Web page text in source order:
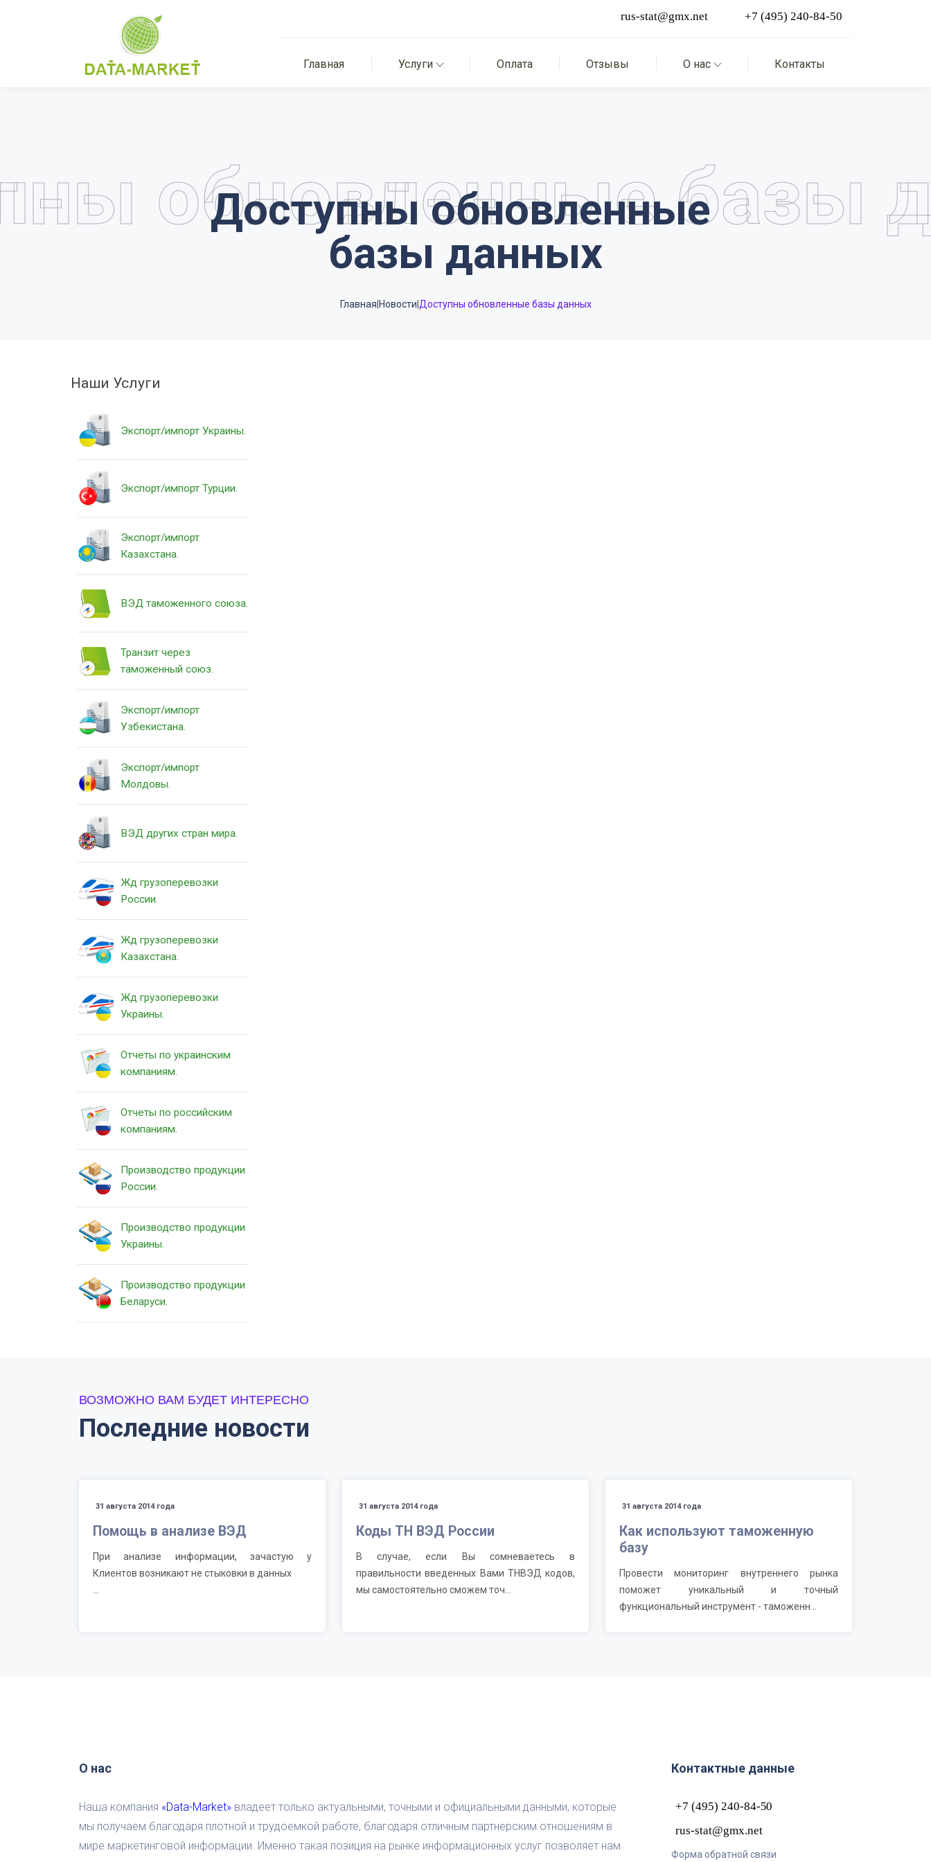
Главная Услуги Оплата Отзывы О нас Контакты
обновленные базы
Доступны обновленные
базы данных
Главная Новости Доступны обновленные базы данных
Наши Услуги
Экспорт/импорт Украины.
Экспорт/импорт Турции.
Экспорт/импорт
Казахстана.
ВЭД таможенного союза.
Транзит через
таможенный союз.
Экспорт/импорт
Узбекистана.
Экспорт/импорт
Молдовы.
ВЭД других стран мира.
Жд грузоперевозки
России.
Жд грузоперевозки
Казахстана.
Жд грузоперевозки
Украины.
Отчеты по украинским
компаниям.
Отчеты по российским
компаниям.
Производство продукции
России.
Производство продукции
Украины.
Производство продукции
Беларуси.
ВОЗМОЖНО ВАМ БУДЕТ ИНТЕРЕСНО
Последние новости
31 августа 2014 года
Помощь в анализе ВЭД
При анализе информации, зачастую у
Клиентов возникают не стыковки в данных
31 августа 2014 года
Коды ТН ВЭД России
В случае, если Вы сомневаетесь в
правильности введенных Вами ТНВЭД кодов,
мы самостоятельно сможем точ...
31 августа 2014 года
Как используют таможенную
базу
Провести мониторинг внутреннего рынка
поможет уникальный и точный
функциональный инструмент - таможенн...
О нас
Наша компания «Data-Market» владеет только актуальными, точными и официальными данными, которые
мы получаем благодаря плотной и трудоемкой работе, благодаря отличным партнерским отношениям в
мире маркетинговой информации. Именно такая позиция на рынке информационных услуг позволяет нам
Контактные данные
Форма обратной связи